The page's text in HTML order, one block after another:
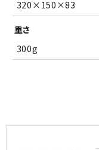
320×150×83
重さ
300g